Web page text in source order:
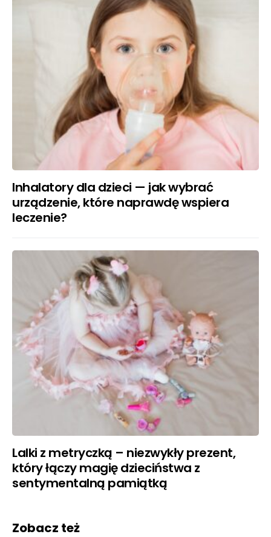
Inhalatory dla dzieci — jak wybrać
urządzenie, które naprawdę wspiera
leczenie?
Lalki z metryczką – niezwykły prezent,
który łączy magię dzieciństwa z
sentymentalną pamiątką
Zobacz też